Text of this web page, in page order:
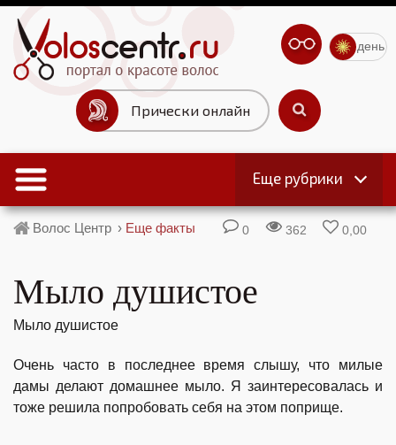
Прически онлайн
день
Еще рубрики
Волос Центр › Еще факты 0 362 0,00
Мыло душистое
Мыло душистое
Очень часто в последнее время слышу, что милые
дамы делают домашнее мыло. Я заинтересовалась и
тоже решила попробовать себя на этом поприще.